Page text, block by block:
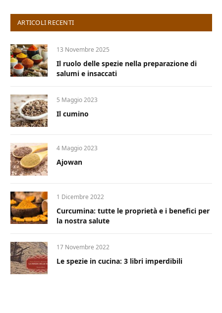
ARTICOLI RECENTI
13 Novembre 2025
Il ruolo delle spezie nella preparazione di
salumi e insaccati
5 Maggio 2023
Il cumino
4 Maggio 2023
Ajowan
1 Dicembre 2022
Curcumina: tutte le proprietà e i benefici per
la nostra salute
17 Novembre 2022
Le spezie in cucina: 3 libri imperdibili